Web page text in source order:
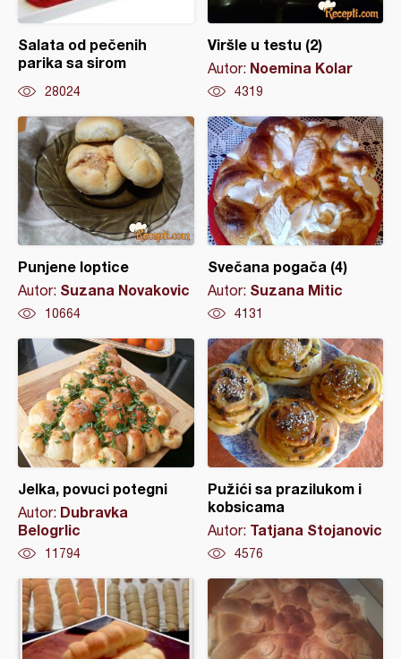
Salata od pečenih
parika sa sirom
28024
Viršle u testu (2)
Autor: Noemina Kolar
4319
Punjene loptice
Autor: Suzana Novakovic
10664
Svečana pogača (4)
Autor: Suzana Mitic
4131
Jelka, povuci potegni
Autor: Dubravka
Belogrlic
11794
Pužići sa prazilukom i
kobsicama
Autor: Tatjana Stojanovic
4576